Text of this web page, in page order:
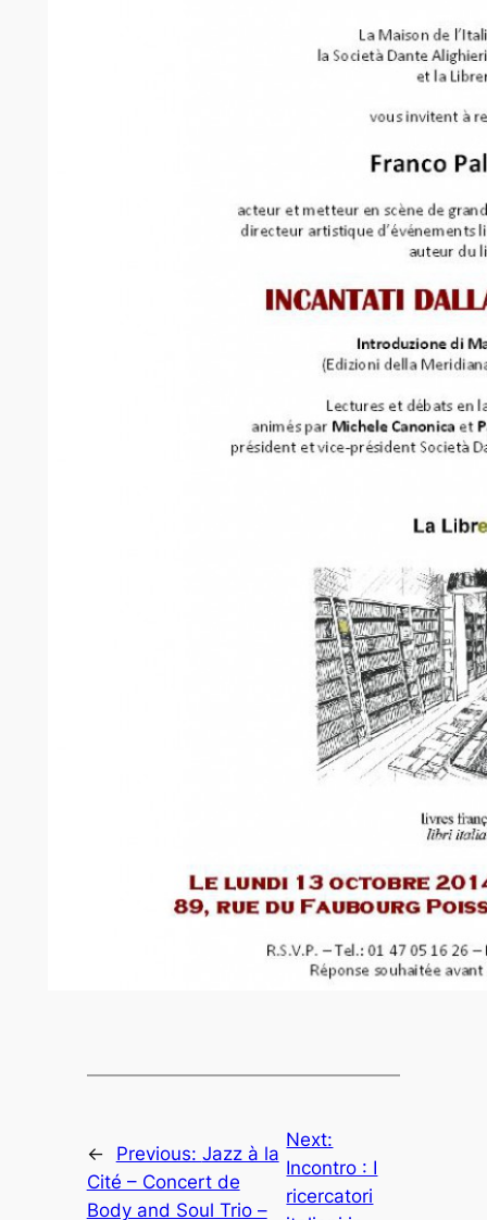
← Previous: Jazz à la
Cité – Concert de
Body and Soul Trio –
Next:
Incontro : I
ricercatori